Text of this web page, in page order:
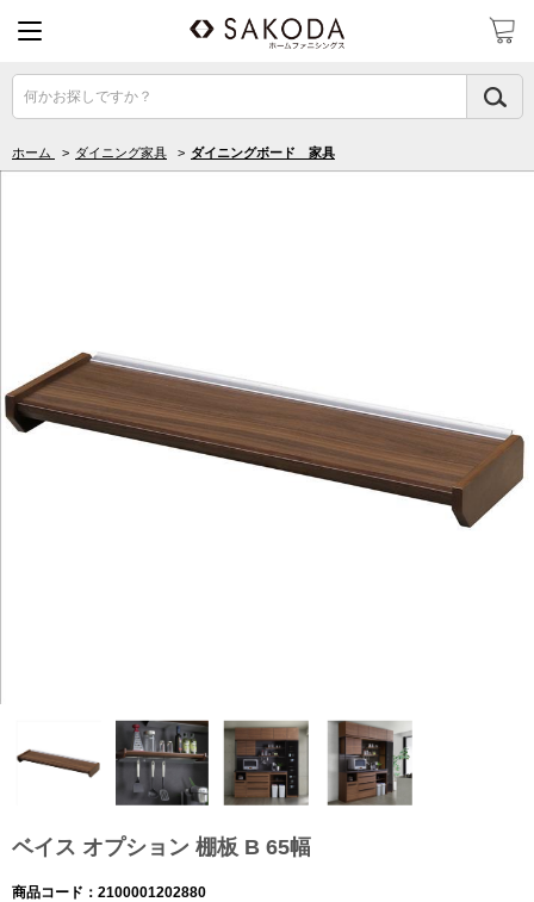
何かお探しですか？
ホーム > ダイニング家具 > ダイニングボード 家具
ベイス オプション 棚板 B 65幅
商品コード：2100001202880